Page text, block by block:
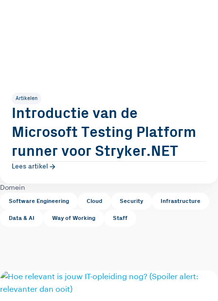
Artikelen
Introductie van de
Microsoft Testing Platform
runner voor Stryker.NET
Lees artikel
Domein
Software Engineering Cloud Security Infrastructure
Data & AI Way of Working Staff